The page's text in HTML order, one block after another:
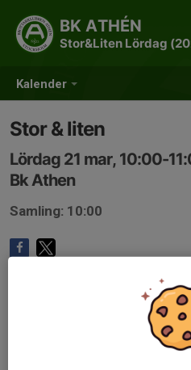
Kalender
BK ATHÉN
Stor&Liten Lördag
Stor & liten
Lördag 21 mar, 10:00-
Bk Athen
Samling: 10:00